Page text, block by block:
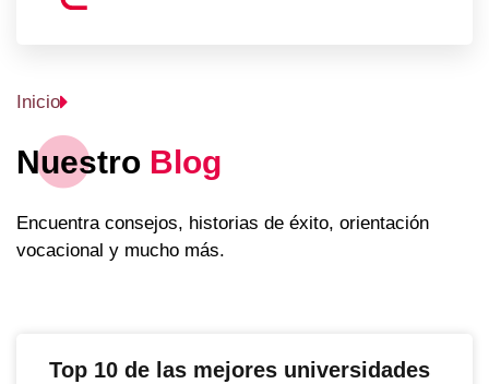
Inicio
Nuestro Blog
Encuentra consejos, historias de éxito, orientación
vocacional y mucho más.
Top 10 de las mejores universidades